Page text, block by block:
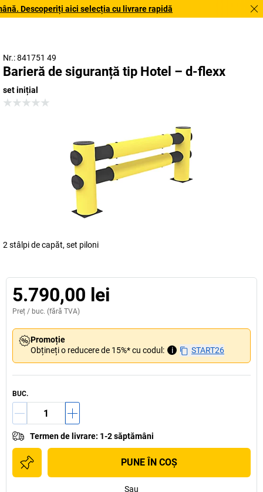
Descoperiți aici selecția cu livrare rapidă
Nr.: 841751 49
Barieră de siguranță tip Hotel – d-flexx
set inițial
2 stâlpi de capăt, set piloni
5.790,00 lei
Preț / buc. (fără TVA)
Promoție
Obțineți o reducere de 15%* cu codul:
i START26
BUC.
Termen de livrare: 1-2 săptămâni
PUNE ÎN COŞ
Sau